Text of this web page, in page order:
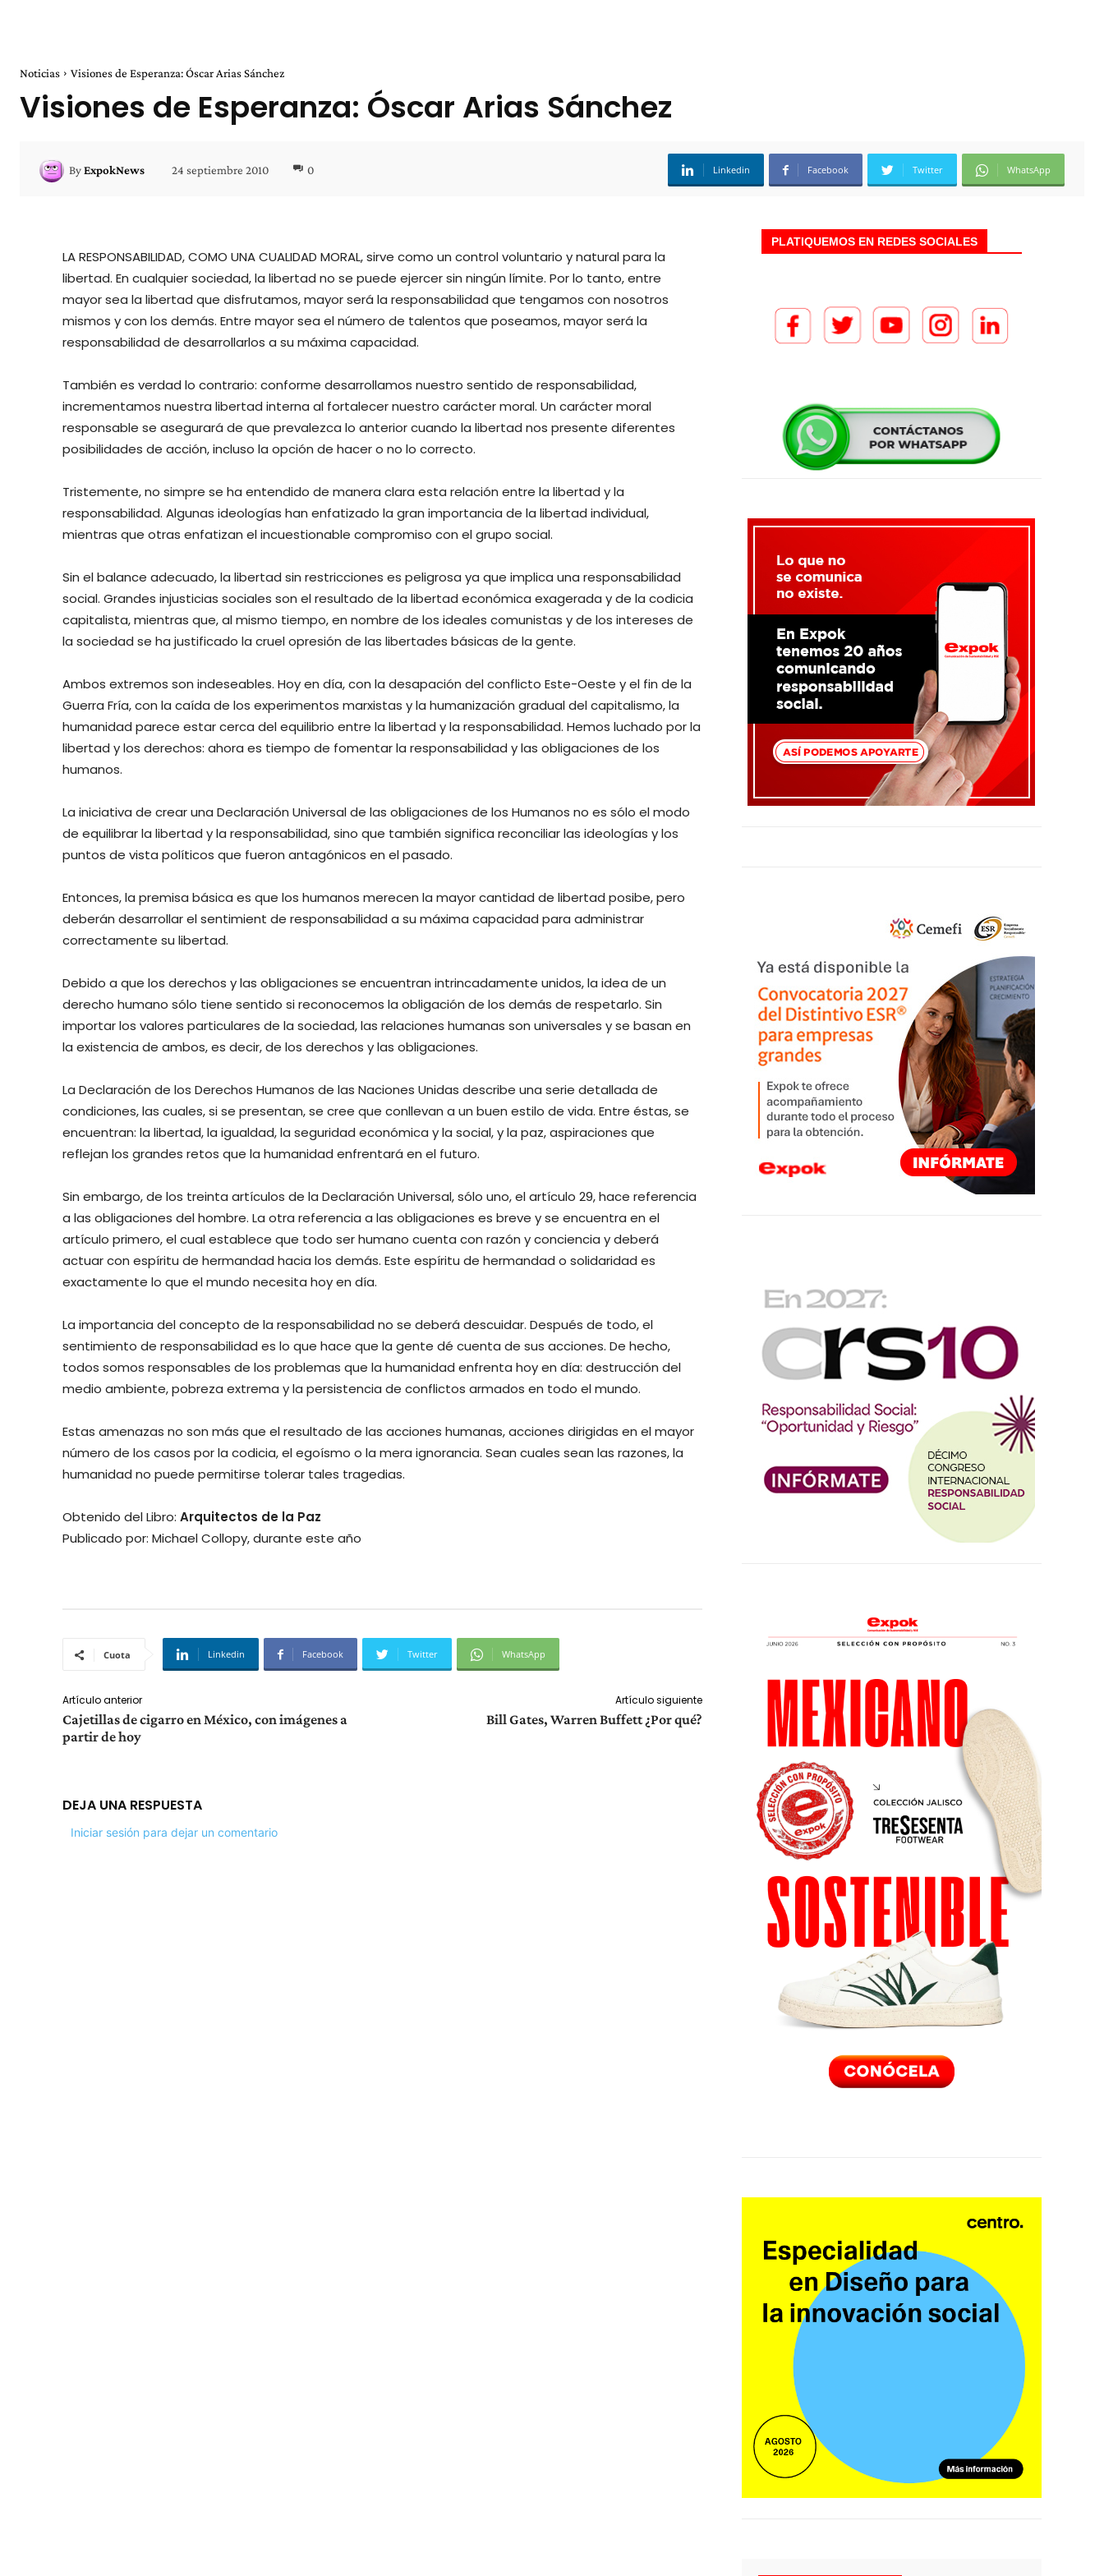
Noticias Visiones de Esperanza: Óscar Arias Sánchez
Visiones de Esperanza: Óscar Arias Sánchez
ByExpokNews 24 septiembre 2010 0 Linkedin Facebook Twitter WhatsApp
LA RESPONSABILIDAD, COMO UNA CUALIDAD MORAL, sirve como un control voluntario y natural para la
libertad. En cualquier sociedad, la libertad no se puede ejercer sin ningún límite. Por lo tanto, entre
mayor sea la libertad que disfrutamos, mayor será la responsabilidad que tengamos con nosotros
mismos y con los demás. Entre mayor sea el número de talentos que poseamos, mayor será la
responsabilidad de desarrollarlos a su máxima capacidad.
También es verdad lo contrario: conforme desarrollamos nuestro sentido de responsabilidad,
incrementamos nuestra libertad interna al fortalecer nuestro carácter moral. Un carácter moral
responsable se asegurará de que prevalezca lo anterior cuando la libertad nos presente diferentes
posibilidades de acción, incluso la opción de hacer o no lo correcto.
Tristemente, no simpre se ha entendido de manera clara esta relación entre la libertad y la
responsabilidad. Algunas ideologías han enfatizado la gran importancia de la libertad individual,
mientras que otras enfatizan el incuestionable compromiso con el grupo social.
Sin el balance adecuado, la libertad sin restricciones es peligrosa ya que implica una responsabilidad
social. Grandes injusticias sociales son el resultado de la libertad económica exagerada y de la codicia
capitalista, mientras que, al mismo tiempo, en nombre de los ideales comunistas y de los intereses de
la sociedad se ha justificado la cruel opresión de las libertades básicas de la gente.
Ambos extremos son indeseables. Hoy en día, con la desapación del conflicto Este-Oeste y el fin de la
Guerra Fría, con la caída de los experimentos marxistas y la humanización gradual del capitalismo, la
humanidad parece estar cerca del equilibrio entre la libertad y la responsabilidad. Hemos luchado por la
libertad y los derechos: ahora es tiempo de fomentar la responsabilidad y las obligaciones de los
humanos.
La iniciativa de crear una Declaración Universal de las obligaciones de los Humanos no es sólo el modo
de equilibrar la libertad y la responsabilidad, sino que también significa reconciliar las ideologías y los
puntos de vista políticos que fueron antagónicos en el pasado.
Entonces, la premisa básica es que los humanos merecen la mayor cantidad de libertad posibe, pero
deberán desarrollar el sentimient de responsabilidad a su máxima capacidad para administrar
correctamente su libertad.
Debido a que los derechos y las obligaciones se encuentran intrincadamente unidos, la idea de un
derecho humano sólo tiene sentido si reconocemos la obligación de los demás de respetarlo. Sin
importar los valores particulares de la sociedad, las relaciones humanas son universales y se basan en
la existencia de ambos, es decir, de los derechos y las obligaciones.
La Declaración de los Derechos Humanos de las Naciones Unidas describe una serie detallada de
condiciones, las cuales, si se presentan, se cree que conllevan a un buen estilo de vida. Entre éstas, se
encuentran: la libertad, la igualdad, la seguridad económica y la social, y la paz, aspiraciones que
reflejan los grandes retos que la humanidad enfrentará en el futuro.
Sin embargo, de los treinta artículos de la Declaración Universal, sólo uno, el artículo 29, hace referencia
a las obligaciones del hombre. La otra referencia a las obligaciones es breve y se encuentra en el
artículo primero, el cual establece que todo ser humano cuenta con razón y conciencia y deberá
actuar con espíritu de hermandad hacia los demás. Este espíritu de hermandad o solidaridad es
exactamente lo que el mundo necesita hoy en día.
La importancia del concepto de la responsabilidad no se deberá descuidar. Después de todo, el
sentimiento de responsabilidad es lo que hace que la gente dé cuenta de sus acciones. De hecho,
todos somos responsables de los problemas que la humanidad enfrenta hoy en día: destrucción del
medio ambiente, pobreza extrema y la persistencia de conflictos armados en todo el mundo.
Estas amenazas no son más que el resultado de las acciones humanas, acciones dirigidas en el mayor
número de los casos por la codicia, el egoísmo o la mera ignorancia. Sean cuales sean las razones, la
humanidad no puede permitirse tolerar tales tragedias.
Obtenido del Libro: Arquitectos de la Paz
Publicado por: Michael Collopy, durante este año
Cuota Linkedin Facebook Twitter WhatsApp
Artículo anterior
Cajetillas de cigarro en México, con imágenes a
partir de hoy
Artículo siguiente
Bill Gates, Warren Buffett ¿Por qué?
DEJA UNA RESPUESTA
Iniciar sesión para dejar un comentario
PLATIQUEMOS EN REDES SOCIALES